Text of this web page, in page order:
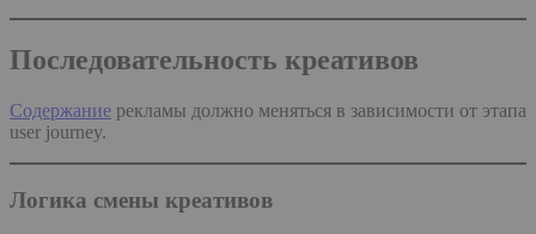
Последовательность креативов
Содержание рекламы должно меняться в зависимости от этапа
user journey.
Логика смены креативов